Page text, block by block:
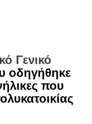
Γενικό
οδηγήθηκε
που